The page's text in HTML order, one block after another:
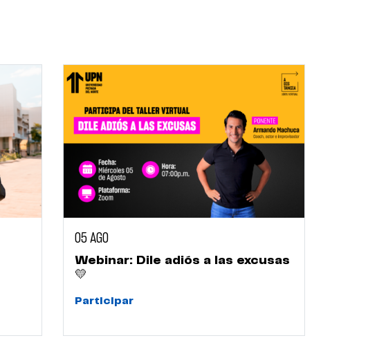
05 AGO
Webinar: Dile adiós a las excusas
💛
Participar